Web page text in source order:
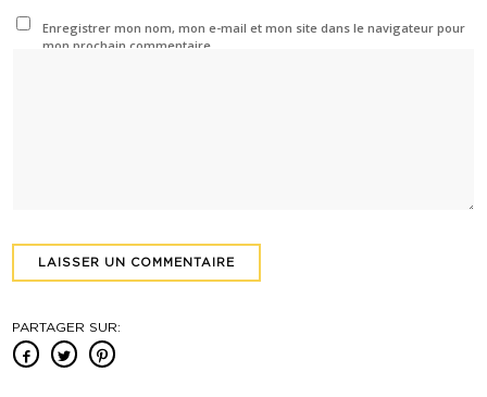
Enregistrer mon nom, mon e-mail et mon site dans le navigateur pour
mon prochain commentaire.
PARTAGER SUR: